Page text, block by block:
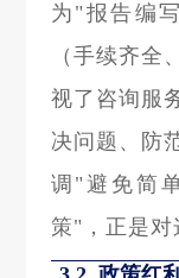
为"报告编
（手续齐全
视了咨询服
决问题、防
调"避免简
策"，正是对